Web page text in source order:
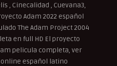
, Cinecalidad , Cuevana3,
Adam 2022 español
The Adam Project 2004
en full HD El proyecto
pelicula completa, ver
español latino